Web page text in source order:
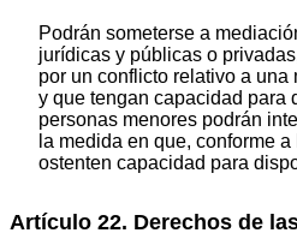
Podrán someterse a
jurídicas y públicas o
por un conflicto relativo a
y que tengan capacidad para
personas menores podrán
la medida en que, conforme
ostenten capacidad para
Artículo 22. Derechos de